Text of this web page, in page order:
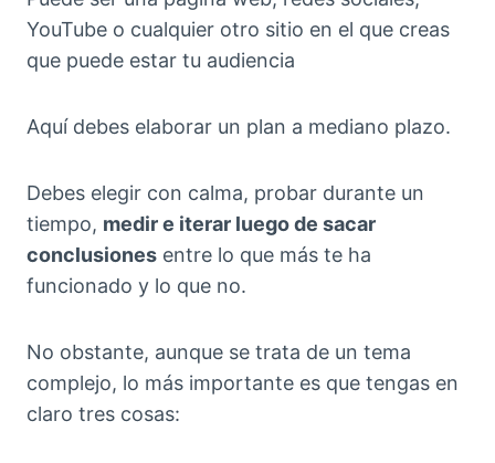
YouTube o cualquier otro sitio en el que creas
que puede estar tu audiencia
Aquí debes elaborar un plan a mediano plazo.
Debes elegir con calma, probar durante un
tiempo, medir e iterar luego de sacar
conclusiones entre lo que más te ha
funcionado y lo que no.
No obstante, aunque se trata de un tema
complejo, lo más importante es que tengas en
claro tres cosas: